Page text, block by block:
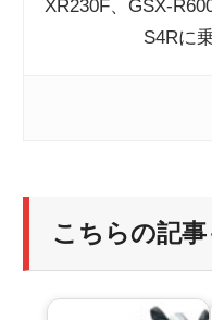
XR230F、GSX-
S4Rに
こちらの記